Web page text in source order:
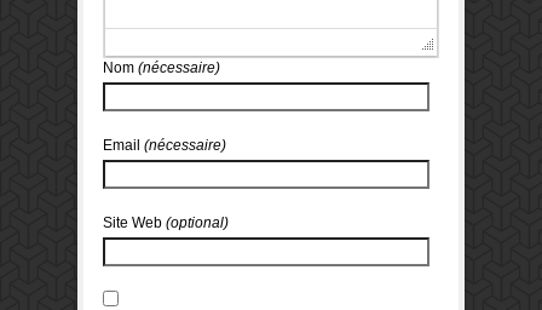
Nom (nécessaire)
Email (nécessaire)
Site Web (optional)